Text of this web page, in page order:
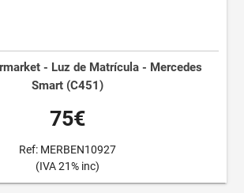
- Luz de Matrícula - Mercedes
Smart (C451)
75€
Ref: MERBEN10927
(IVA 21% inc)